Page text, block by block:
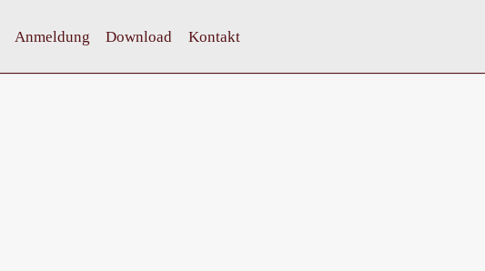
Anmeldung Download Kontakt